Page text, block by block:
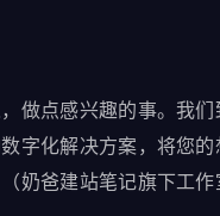
做点感兴趣的事。我们
字化解决方案，将您的
奶爸建站笔记旗下工作